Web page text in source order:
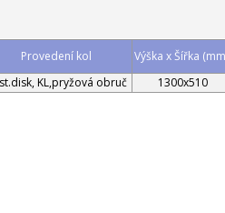
Provedení kol Výška x Šířka
KL,pryžová obruč 1300x510